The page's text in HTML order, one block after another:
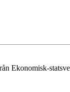
Ekonomisk-